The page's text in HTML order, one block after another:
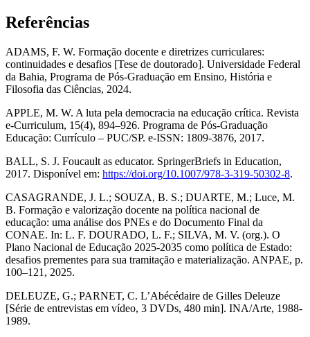
Referências
ADAMS, F. W. Formação docente e diretrizes curriculares:
continuidades e desafios [Tese de doutorado]. Universidade Federal
da Bahia, Programa de Pós-Graduação em Ensino, História e
Filosofia das Ciências, 2024.
APPLE, M. W. A luta pela democracia na educação crítica. Revista
e-Curriculum, 15(4), 894–926. Programa de Pós-Graduação
Educação: Currículo – PUC/SP. e-ISSN: 1809-3876, 2017.
BALL, S. J. Foucault as educator. SpringerBriefs in Education,
2017. Disponível em: https://doi.org/10.1007/978-3-319-50302-8.
CASAGRANDE, J. L.; SOUZA, B. S.; DUARTE, M.; Luce, M.
B. Formação e valorização docente na política nacional de
educação: uma análise dos PNEs e do Documento Final da
CONAE. In: L. F. DOURADO, L. F.; SILVA, M. V. (org.). O
Plano Nacional de Educação 2025-2035 como política de Estado:
desafios prementes para sua tramitação e materialização. ANPAE, p.
100–121, 2025.
DELEUZE, G.; PARNET, C. L’Abécédaire de Gilles Deleuze
[Série de entrevistas em vídeo, 3 DVDs, 480 min]. INA/Arte, 1988-
1989.